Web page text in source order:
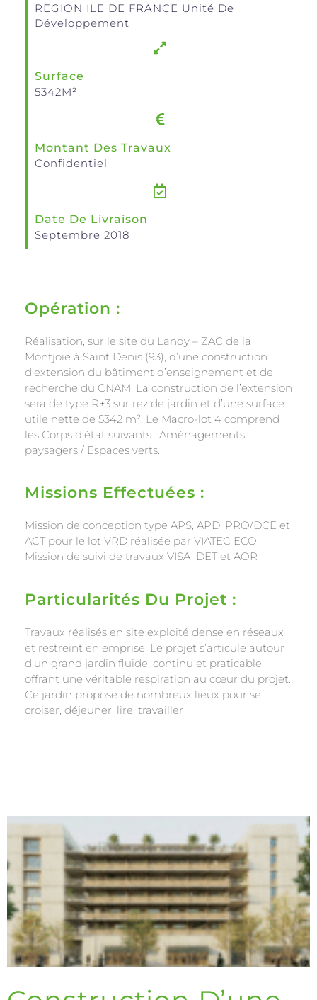
REGION ILE DE FRANCE Unité De
Développement
Surface
5342M²
Montant Des Travaux
Confidentiel ​
Date De Livraison
Septembre 2018
Opération :
Réalisation, sur le site du Landy – ZAC de la
Montjoie à Saint Denis (93), d’une construction
d’extension du bâtiment d’enseignement et de
recherche du CNAM. La construction de l’extension
sera de type R+3 sur rez de jardin et d’une surface
utile nette de 5342 m². Le Macro-lot 4 comprend
les Corps d’état suivants : Aménagements
paysagers / Espaces verts.
Missions Effectuées :
Mission de conception type APS, APD, PRO/DCE et
ACT pour le lot VRD réalisée par VIATEC ECO.
Mission de suivi de travaux VISA, DET et AOR
Particularités Du Projet :
Travaux réalisés en site exploité dense en réseaux
et restreint en emprise. Le projet s’articule autour
d’un grand jardin fluide, continu et praticable,
offrant une véritable respiration au cœur du projet.
Ce jardin propose de nombreux lieux pour se
croiser, déjeuner, lire, travailler